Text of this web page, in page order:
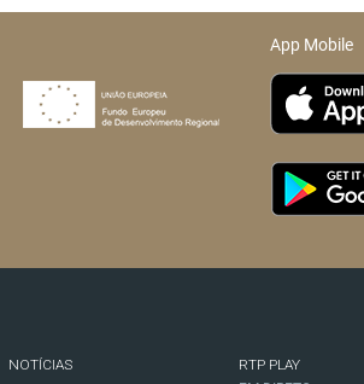
App Mobile
NOTÍCIAS
RTP PLAY